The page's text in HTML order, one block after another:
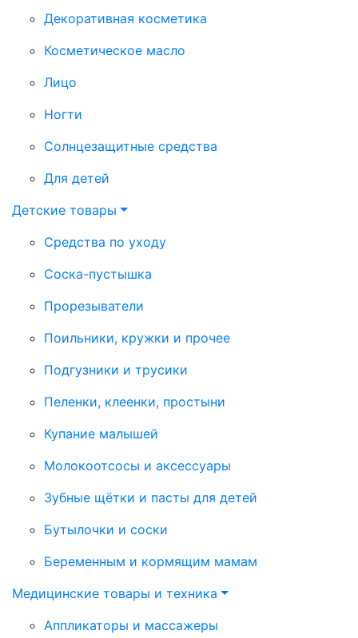
Декоративная косметика
Косметическое масло
Лицо
Ногти
Солнцезащитные средства
Для детей
Детские товары
Средства по уходу
Соска-пустышка
Прорезыватели
Поильники, кружки и прочее
Подгузники и трусики
Пеленки, клеенки, простыни
Купание малышей
Молокоотсосы и аксессуары
Зубные щётки и пасты для детей
Бутылочки и соски
Беременным и кормящим мамам
Медицинские товары и техника
Аппликаторы и массажеры